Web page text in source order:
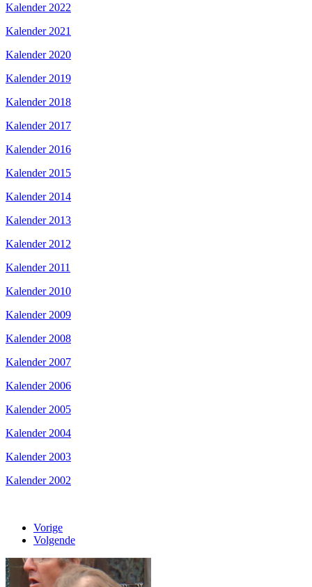
Kalender 2022
Kalender 2021
Kalender 2020
Kalender 2019
Kalender 2018
Kalender 2017
Kalender 2016
Kalender 2015
Kalender 2014
Kalender 2013
Kalender 2012
Kalender 2011
Kalender 2010
Kalender 2009
Kalender 2008
Kalender 2007
Kalender 2006
Kalender 2005
Kalender 2004
Kalender 2003
Kalender 2002
Vorige
Volgende